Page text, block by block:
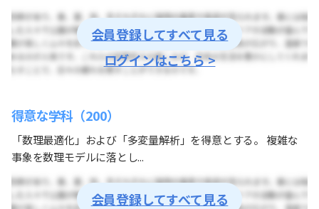
会員登録してすべて見る
ログインはこちら >
得意な学科（200）
「数理最適化」および「多変量解析」を得意とする。 複雑な
事象を数理モデルに落とし...
会員登録してすべて見る